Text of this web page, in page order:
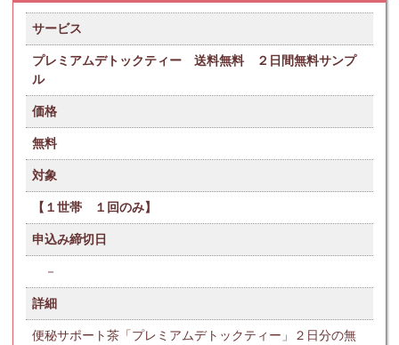
サービス
プレミアムデトックティー 送料無料 ２日間無料サンプ
ル
価格
無料
対象
【１世帯 １回のみ】
申込み締切日
－
詳細
便秘サポート茶「プレミアムデトックティー」２日分の無